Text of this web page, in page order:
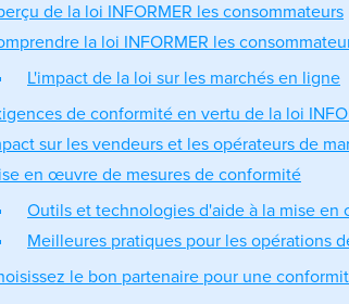
de la loi INFORMER les consommateurs
la loi INFORMER les
L'impact de la loi sur les marchés en ligne
de conformité en vertu de la loi
sur les vendeurs et les opérateurs de
en œuvre de mesures de conformité
Outils et technologies d'aide à la mise en
Meilleures pratiques pour les opérations
le bon partenaire pour une